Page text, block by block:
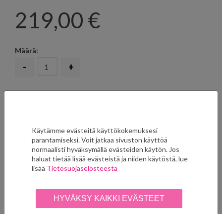
219,00 €
Määrä:
- +
Ryhmän muut tuotteet
Käytämme evästeitä käyttökokemuksesi
parantamiseksi. Voit jatkaa sivuston käyttöä
normaalisti hyväksymällä evästeiden käytön. Jos
haluat tietää lisää evästeistä ja niiden käytöstä, lue
lisää Tietosuojaselosteesta
HYVÄKSY KAIKKI EVÄSTEET